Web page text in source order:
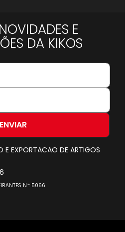
E
DA KIKOS
ENVIAR
E EXPORTACAO DE ARTIGOS
Nº: 5066